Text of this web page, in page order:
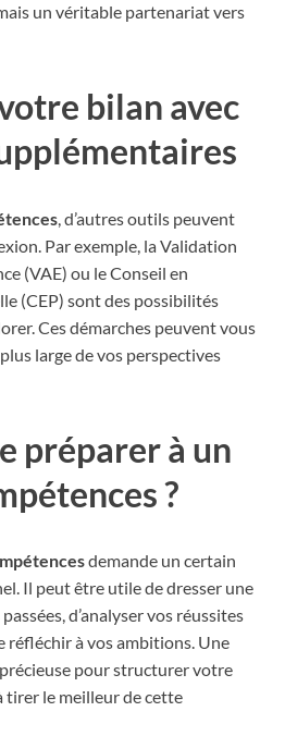
un véritable partenariat vers
bilan avec
, d’autres outils peuvent
Par exemple, la Validation
(VAE) ou le Conseil en
(CEP) sont des possibilités
Ces démarches peuvent vous
large de vos perspectives
préparer à un
?
demande un certain
Il peut être utile de dresser une
d’analyser vos réussites
réfléchir à vos ambitions. Une
pour structurer votre
tirer le meilleur de cette